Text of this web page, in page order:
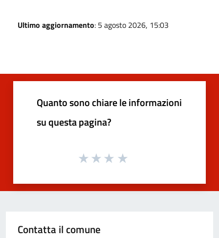
Ultimo aggiornamento: 5 agosto 2026, 15:03
Quanto sono chiare le informazioni
su questa pagina?
Contatta il comune